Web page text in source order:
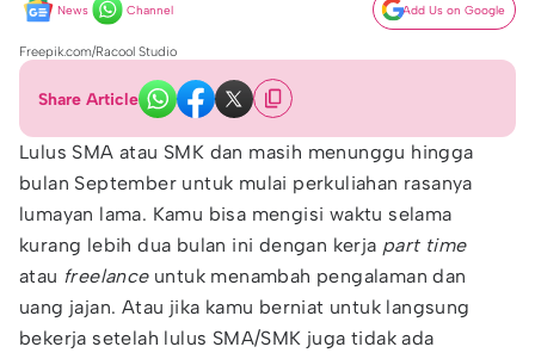
News Channel Add Us on Google
Freepik.com/Racool Studio
Share Article
Lulus SMA atau SMK dan masih menunggu hingga
bulan September untuk mulai perkuliahan rasanya
lumayan lama. Kamu bisa mengisi waktu selama
kurang lebih dua bulan ini dengan kerja part time
atau freelanceuntuk menambah pengalaman dan
uang jajan. Atau jika kamu berniat untuk langsung
bekerja setelah lulus SMA/SMK juga tidak ada